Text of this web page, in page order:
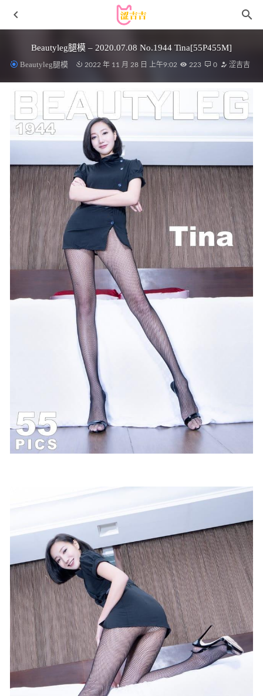
Beautyleg腿模 – 2020.07.08 No.1944 Tina[55P455M]
Beautyleg腿模 2022 年 11 月 28 日 上午9:02 223 0 涩吉吉
[Ugirls尤果网] 爱尤物专辑 VOL.2162 月音瞳 天赐的礼物
[35P／38MB]
2023-01-08
迷之呆梨(发条少女) – 过膝白丝 少女の尻[25P1V/143MB]
2022-05-06
白烨 – VOL.056 风纪委员[60P-305MB]
2022-11-10
[微密圈]洁己 – 白色丁字 [18P-53MB]
2023-03-25
[微密圈]鹅鹅 – 粉色猫女[13P6V-50MB]
2024-12-01